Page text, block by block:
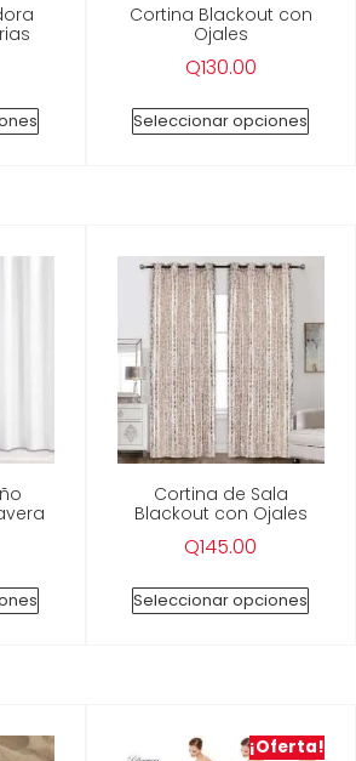
Cortina Blackout con
Ojales
Q130.00
Seleccionar opciones
Cortina de Sala
Blackout con Ojales
Q145.00
Seleccionar opciones
¡Oferta!